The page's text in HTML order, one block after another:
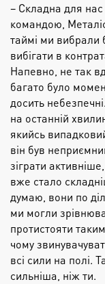
– Складна для
командою,
таймі ми вибрали
вибігати в
Напевно, не так
багато було
досить
на останній
якийсь
він був
зіграти
вже стало
думаю, вони по
ми могли
протистояти
чому
всі сили на полі.
сильніша, ніж ти.